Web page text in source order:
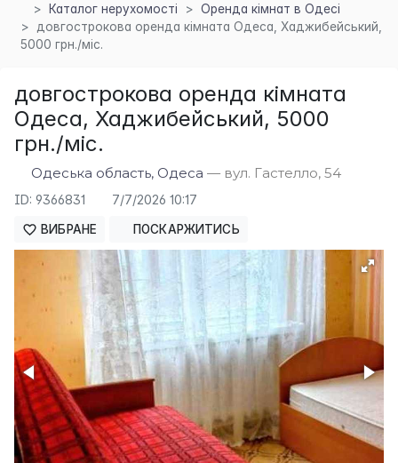
Каталог нерухомості
Оренда кімнат в Одесі
довгострокова оренда кімната Одеса, Хаджибейський,
5000 грн./міс.
довгострокова оренда кімната
Одеса, Хаджибейський, 5000
грн./міс.
Одеська область, Одеса — вул. Гастелло, 54
ID: 9366831 7/7/2026 10:17
ВИБРАНЕ ПОСКАРЖИТИСЬ
×